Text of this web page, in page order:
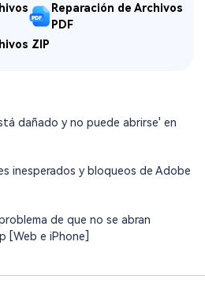
Reparación de Archivos
PDF
ZIP
dañado y no puede abrirse' en
inesperados y bloqueos de Adobe
de que no se abran
[Web e iPhone]